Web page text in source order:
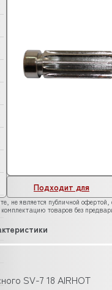
Подходит для
не является публичной
товаров без
SV-7 18 AIRHOT